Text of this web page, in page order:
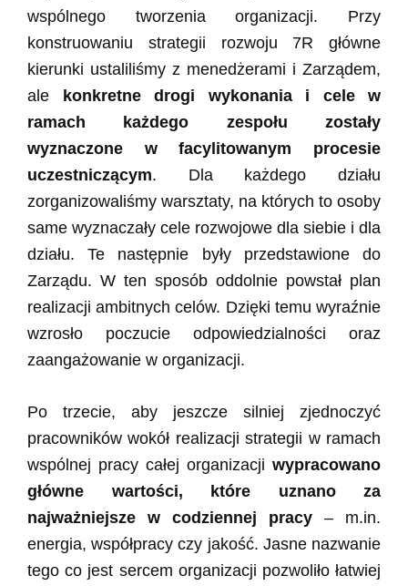
wspólnego tworzenia organizacji. Przy
konstruowaniu strategii rozwoju 7R główne
kierunki ustaliliśmy z menedżerami i Zarządem,
ale konkretne drogi wykonania i cele w
ramach każdego zespołu zostały
wyznaczone w facylitowanym procesie
uczestniczącym. Dla każdego działu
zorganizowaliśmy warsztaty, na których to osoby
same wyznaczały cele rozwojowe dla siebie i dla
działu. Te następnie były przedstawione do
Zarządu. W ten sposób oddolnie powstał plan
realizacji ambitnych celów. Dzięki temu wyraźnie
wzrosło poczucie odpowiedzialności oraz
zaangażowanie w organizacji.
Po trzecie, aby jeszcze silniej zjednoczyć
pracowników wokół realizacji strategii w ramach
wspólnej pracy całej organizacji wypracowano
główne wartości, które uznano za
najważniejsze w codziennej pracy – m.in.
energia, współpracy czy jakość. Jasne nazwanie
tego co jest sercem organizacji pozwoliło łatwiej